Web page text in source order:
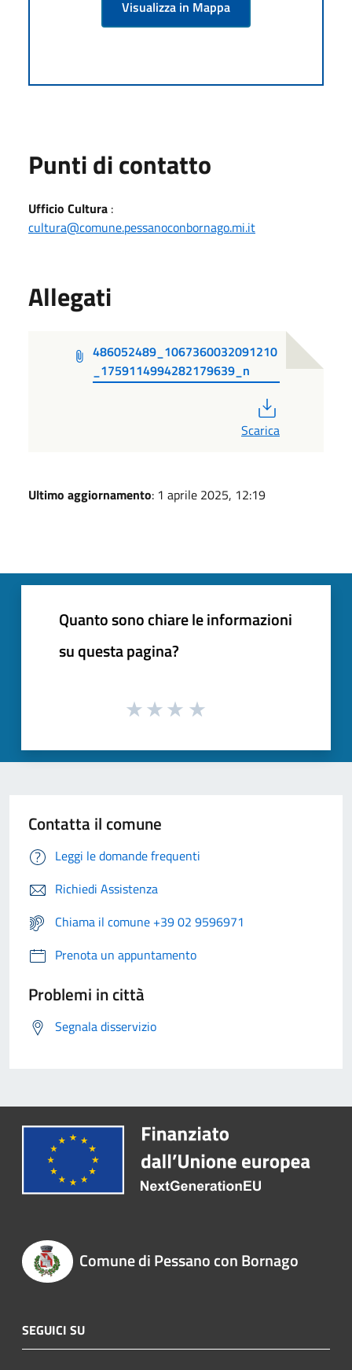
Visualizza in Mappa
Punti di contatto
Ufficio Cultura :
cultura@comune.pessanoconbornago.mi.it
Allegati
486052489_1067360032091210
_1759114994282179639_n
Scarica
Ultimo aggiornamento: 1 aprile 2025, 12:19
Quanto sono chiare le informazioni
su questa pagina?
Contatta il comune
Leggi le domande frequenti
Richiedi Assistenza
Chiama il comune +39 02 9596971
Prenota un appuntamento
Problemi in città
Segnala disservizio
Comune di Pessano con Bornago
SEGUICI SU